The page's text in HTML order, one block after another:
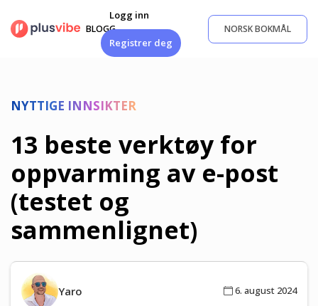
innhold
BLOGG
Logg inn
Registrer deg
NORSK BOKMÅL
NYTTIGE INNSIKTER
13 beste verktøy for
oppvarming av e-post
(testet og
sammenlignet)
Yaro 6. august 2024